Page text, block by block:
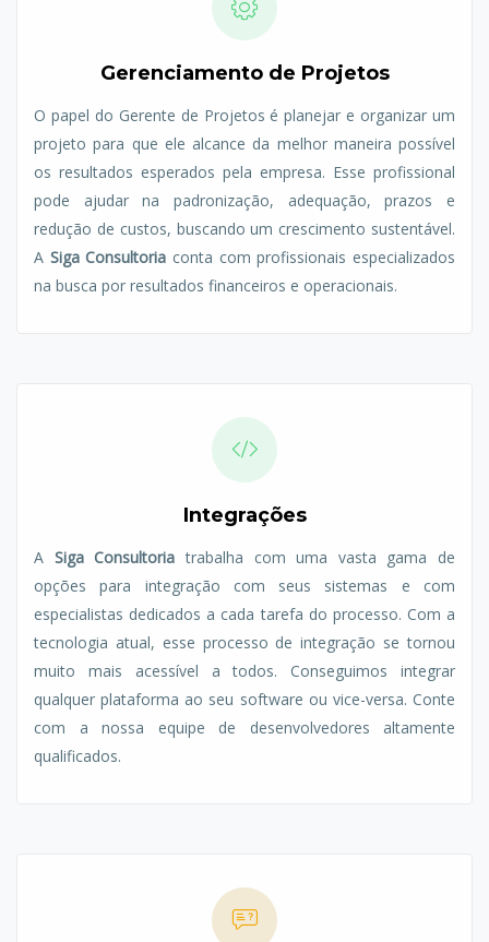
Gerenciamento de Projetos
O papel do Gerente de Projetos é planejar e organizar um
projeto para que ele alcance da melhor maneira possível
os resultados esperados pela empresa. Esse profissional
pode ajudar na padronização, adequação, prazos e
redução de custos, buscando um crescimento sustentável.
A Siga Consultoria conta com profissionais especializados
na busca por resultados financeiros e operacionais.
Integrações
A Siga Consultoria trabalha com uma vasta gama de
opções para integração com seus sistemas e com
especialistas dedicados a cada tarefa do processo. Com a
tecnologia atual, esse processo de integração se tornou
muito mais acessível a todos. Conseguimos integrar
qualquer plataforma ao seu software ou vice-versa. Conte
com a nossa equipe de desenvolvedores altamente
qualificados.